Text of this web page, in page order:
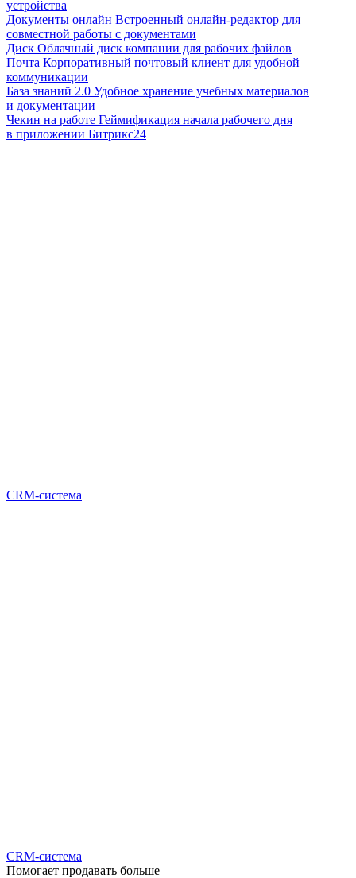
устройства
Документы онлайн Встроенный онлайн-редактор для
совместной работы с документами
Диск Облачный диск компании для рабочих файлов
Почта Корпоративный почтовый клиент для удобной
коммуникации
База знаний 2.0 Удобное хранение учебных материалов
и документации
Чекин на работе Геймификация начала рабочего дня
в приложении Битрикс24
CRM-система
CRM-система
Помогает продавать больше